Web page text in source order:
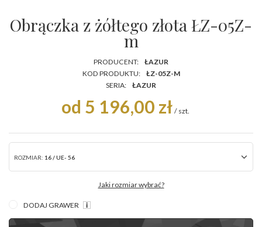
Obrączka z żółtego złota ŁZ-05Z-
m
PRODUCENT:
ŁAZUR
KOD PRODUKTU:
ŁZ-05Z-M
SERIA:
ŁAZUR
od 5 196,00 zł / szt.
ROZMIAR: 16 / UE- 56
Jaki rozmiar wybrać?
DODAJ GRAWER